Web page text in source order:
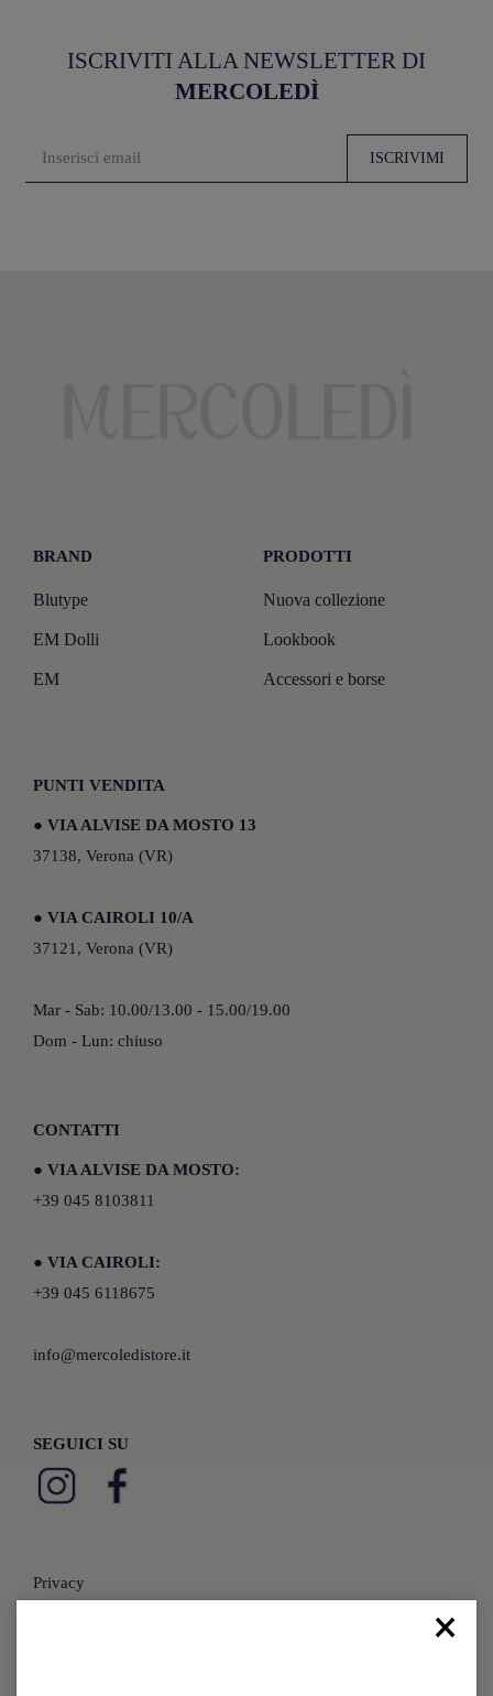
ISCRIVITI ALLA NEWSLETTER DI
MERCOLEDÌ
ISCRIVIMI
BRAND
Blutype
EM Dolli
EM
PRODOTTI
Nuova collezione
Lookbook
Accessori e borse
PUNTI VENDITA
● VIA ALVISE DA MOSTO 13
37138, Verona (VR)
● VIA CAIROLI 10/A
37121, Verona (VR)
Mar - Sab: 10.00/13.00 - 15.00/19.00
Dom - Lun: chiuso
CONTATTI
● VIA ALVISE DA MOSTO:
+39 045 8103811
● VIA CAIROLI:
+39 045 6118675
info@mercoledistore.it
SEGUICI SU
Privacy
×